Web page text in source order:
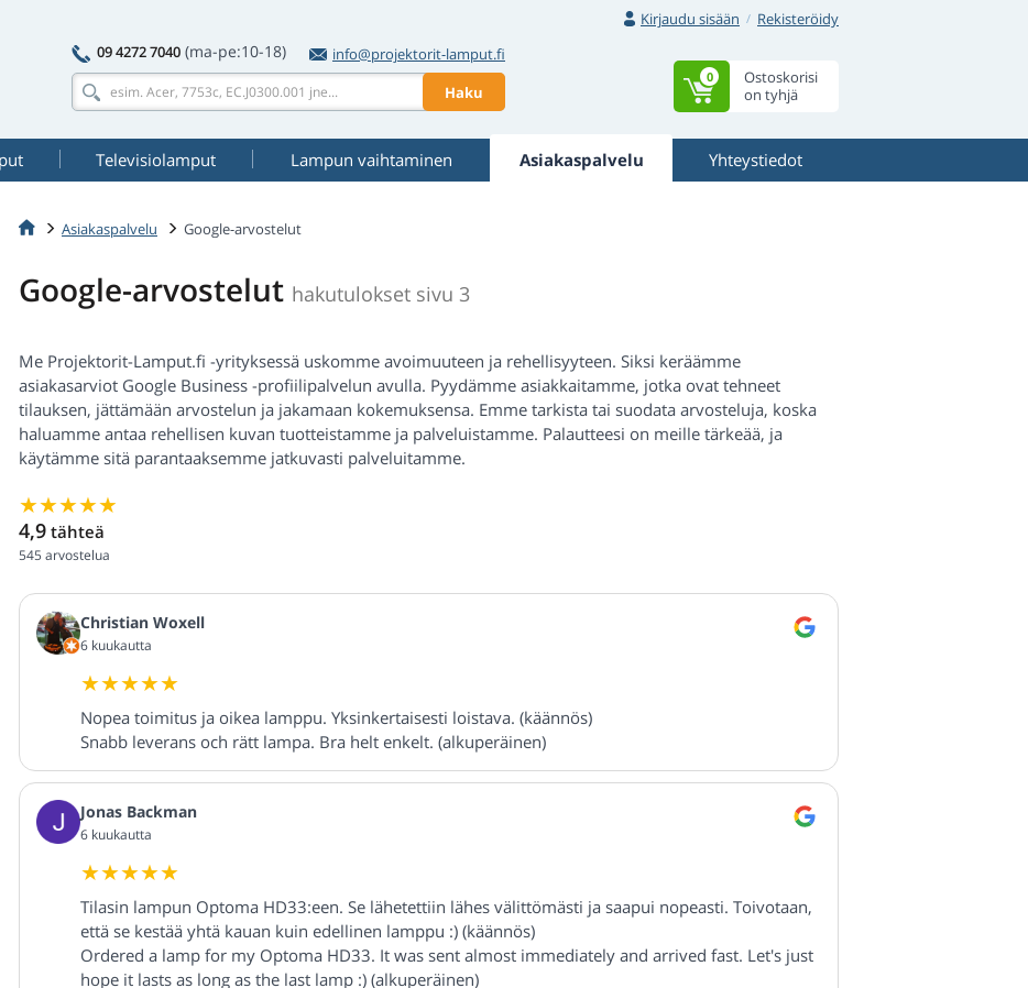
Kirjaudu sisään
Rekisteröidy
09 4272 7040 (ma-pe:10-18)
info@projektorit-lamput.fi
Haku
Ostoskorisi
on tyhjä
0
Televisiolamput Lampun vaihtaminen Asiakaspalvelu Yhteystiedot
Asiakaspalvelu Google-arvostelut
Google-arvostelut hakutulokset sivu 3
Me Projektorit-Lamput.fi -yrityksessä uskomme avoimuuteen ja rehellisyyteen. Siksi keräämme
asiakasarviot Google Business -profiilipalvelun avulla. Pyydämme asiakkaitamme, jotka ovat tehneet
tilauksen, jättämään arvostelun ja jakamaan kokemuksensa. Emme tarkista tai suodata arvosteluja, koska
haluamme antaa rehellisen kuvan tuotteistamme ja palveluistamme. Palautteesi on meille tärkeää, ja
käytämme sitä parantaaksemme jatkuvasti palveluitamme.
4,9 tähteä
545 arvostelua
Christian Woxell
6 kuukautta
Nopea toimitus ja oikea lamppu. Yksinkertaisesti loistava. (käännös)
Snabb leverans och rätt lampa. Bra helt enkelt. (alkuperäinen)
Jonas Backman
6 kuukautta
Tilasin lampun Optoma HD33:een. Se lähetettiin lähes välittömästi ja saapui nopeasti. Toivotaan,
että se kestää yhtä kauan kuin edellinen lamppu :) (käännös)
Ordered a lamp for my Optoma HD33. It was sent almost immediately and arrived fast. Let's just
hope it lasts as long as the last lamp :) (alkuperäinen)